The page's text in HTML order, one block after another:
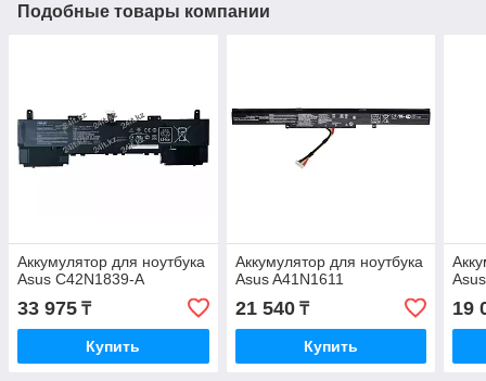
Подобные товары компании
Аккумулятор для ноутбука
Asus C42N1839-A
33 975 ₸
Купить
Аккумулятор для ноутбука
Asus A41N1611
21 540₸
Купить
19